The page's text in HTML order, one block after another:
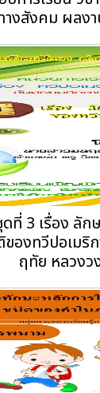
างสังคม ผลง
ที่ 3 เรื่อง ลัก
องทวีปอเมริ
ฤทัย หลวงว